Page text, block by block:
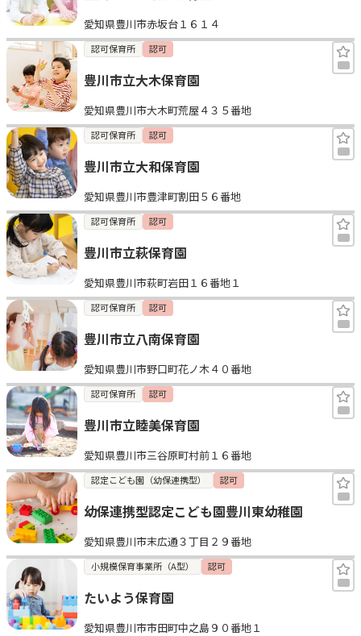
愛知県豊川市赤坂台１６１４
認可保育所 認可
豊川市立大木保育園
愛知県豊川市大木町荒屋４３５番地
認可保育所 認可
豊川市立大和保育園
愛知県豊川市豊津町割田５６番地
認可保育所 認可
豊川市立萩保育園
愛知県豊川市萩町岩田１６番地１
認可保育所 認可
豊川市立八南保育園
愛知県豊川市野口町花ノ木４０番地
認可保育所 認可
豊川市立睦美保育園
愛知県豊川市三谷原町村前１６番地
認定こども園（幼保連携型） 認可
幼保連携型認定こども園豊川東幼稚園
愛知県豊川市末広通３丁目２９番地
小規模保育事業所（A型） 認可
たいよう保育園
愛知県豊川市市田町中之島９０番地１